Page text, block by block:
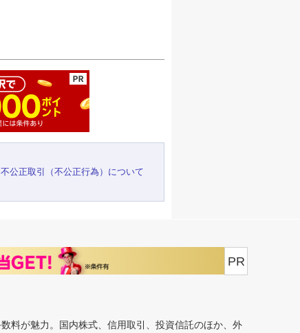
不公正取引（不公正行為）について
PR
料が魅力。国内株式、信用取引、投資信託のほか、外